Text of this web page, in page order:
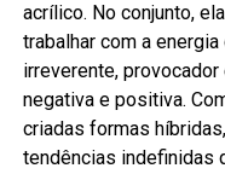
acrílico. No conjunto,
trabalhar com a
irreverente,
negativa e positiva.
criadas formas
tendências indefinidas